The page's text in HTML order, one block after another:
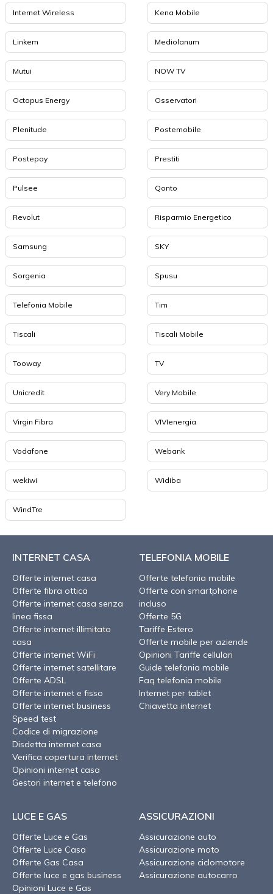
Internet Wireless Kena Mobile
Linkem Mediolanum
Mutui NOW TV
Octopus Energy Osservatori
Plenitude Postemobile
Postepay Prestiti
Pulsee Qonto
Revolut Risparmio Energetico
Samsung SKY
Sorgenia Spusu
Telefonia Mobile Tim
Tiscali Tiscali Mobile
Tooway TV
Unicredit Very Mobile
Virgin Fibra VIVIenergia
Vodafone Webank
wekiwi Widiba
WindTre
INTERNET CASA
Offerte internet casa
Offerte fibra ottica
Offerte internet casa senza
linea fissa
Offerte internet illimitato
casa
Offerte internet WiFi
Offerte internet satellitare
Offerte ADSL
Offerte internet e fisso
Offerte internet business
Speed test
Codice di migrazione
Disdetta internet casa
Verifica copertura internet
Opinioni internet casa
Gestori internet e telefono
TELEFONIA MOBILE
Offerte telefonia mobile
Offerte con smartphone
incluso
Offerte 5G
Tariffe Estero
Offerte mobile per aziende
Opinioni Tariffe cellulari
Guide telefonia mobile
Faq telefonia mobile
Internet per tablet
Chiavetta internet
LUCE E GAS
Offerte Luce e Gas
Offerte Luce Casa
Offerte Gas Casa
Offerte luce e gas business
Opinioni Luce e Gas
ASSICURAZIONI
Assicurazione auto
Assicurazione moto
Assicurazione ciclomotore
Assicurazione autocarro